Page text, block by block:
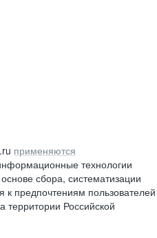
применяются
технологии
сбора, систематизации
к предпочтениям пользователей
территории Российской